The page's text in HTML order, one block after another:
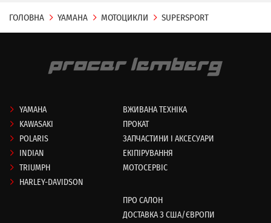
ГОЛОВНА YAMAHA МОТОЦИКЛИ SUPERSPORT
YAMAHA
KAWASAKI
POLARIS
INDIAN
TRIUMPH
HARLEY-DAVIDSON
ВЖИВАНА ТЕХНІКА
ПРОКАТ
ЗАПЧАСТИНИ І АКСЕСУАРИ
ЕКІПІРУВАННЯ
МОТОСЕРВІС
ПРО САЛОН
ДОСТАВКА З США/ЄВРОПИ